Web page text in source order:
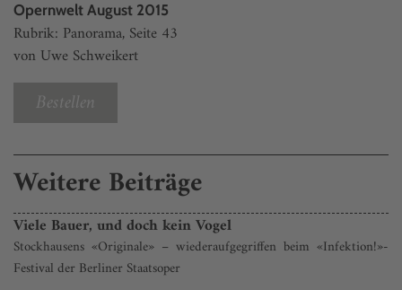
Opernwelt August 2015
Rubrik: Panorama, Seite 43
von Uwe Schweikert
Bestellen
Weitere Beiträge
Viele Bauer, und doch kein Vogel
Stockhausens «Originale» – wiederaufgegriffen beim «Infektion!»-
Festival der Berliner Staatsoper